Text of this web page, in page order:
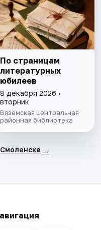
По страницам
литературных
юбилеев
8 декабря 2026 •
вторник
Вяземская центральная
районная библиотека
→